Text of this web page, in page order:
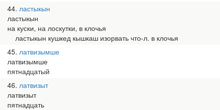
44 ластыкын
ластыкын
на куски, на лоскутки, в клочья
ластыкын кушкед кышкаш изорвать что-л. в клочья
45 латвизымше
латвизымше
пятнадцатый
46 латвизыт
латвизыт
пятнадцать